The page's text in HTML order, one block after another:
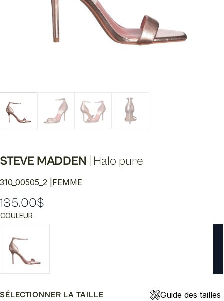
STEVE MADDEN Halo pure
310_00505_2 | FEMME
135.00$
COULEUR
SÉLECTIONNER LA TAILLE Guide des tailles